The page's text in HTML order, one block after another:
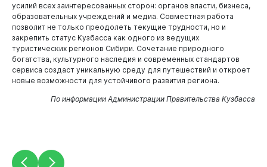
усилий всех заинтересованных сторон: органов власти, бизнеса,
образовательных учреждений и медиа. Совместная работа
позволит не только преодолеть текущие трудности, но и
закрепить статус Кузбасса как одного из ведущих
туристических регионов Сибири. Сочетание природного
богатства, культурного наследия и современных стандартов
сервиса создаст уникальную среду для путешествий и откроет
новые возможности для устойчивого развития региона.
По информации Администрации Правительства Кузбасса